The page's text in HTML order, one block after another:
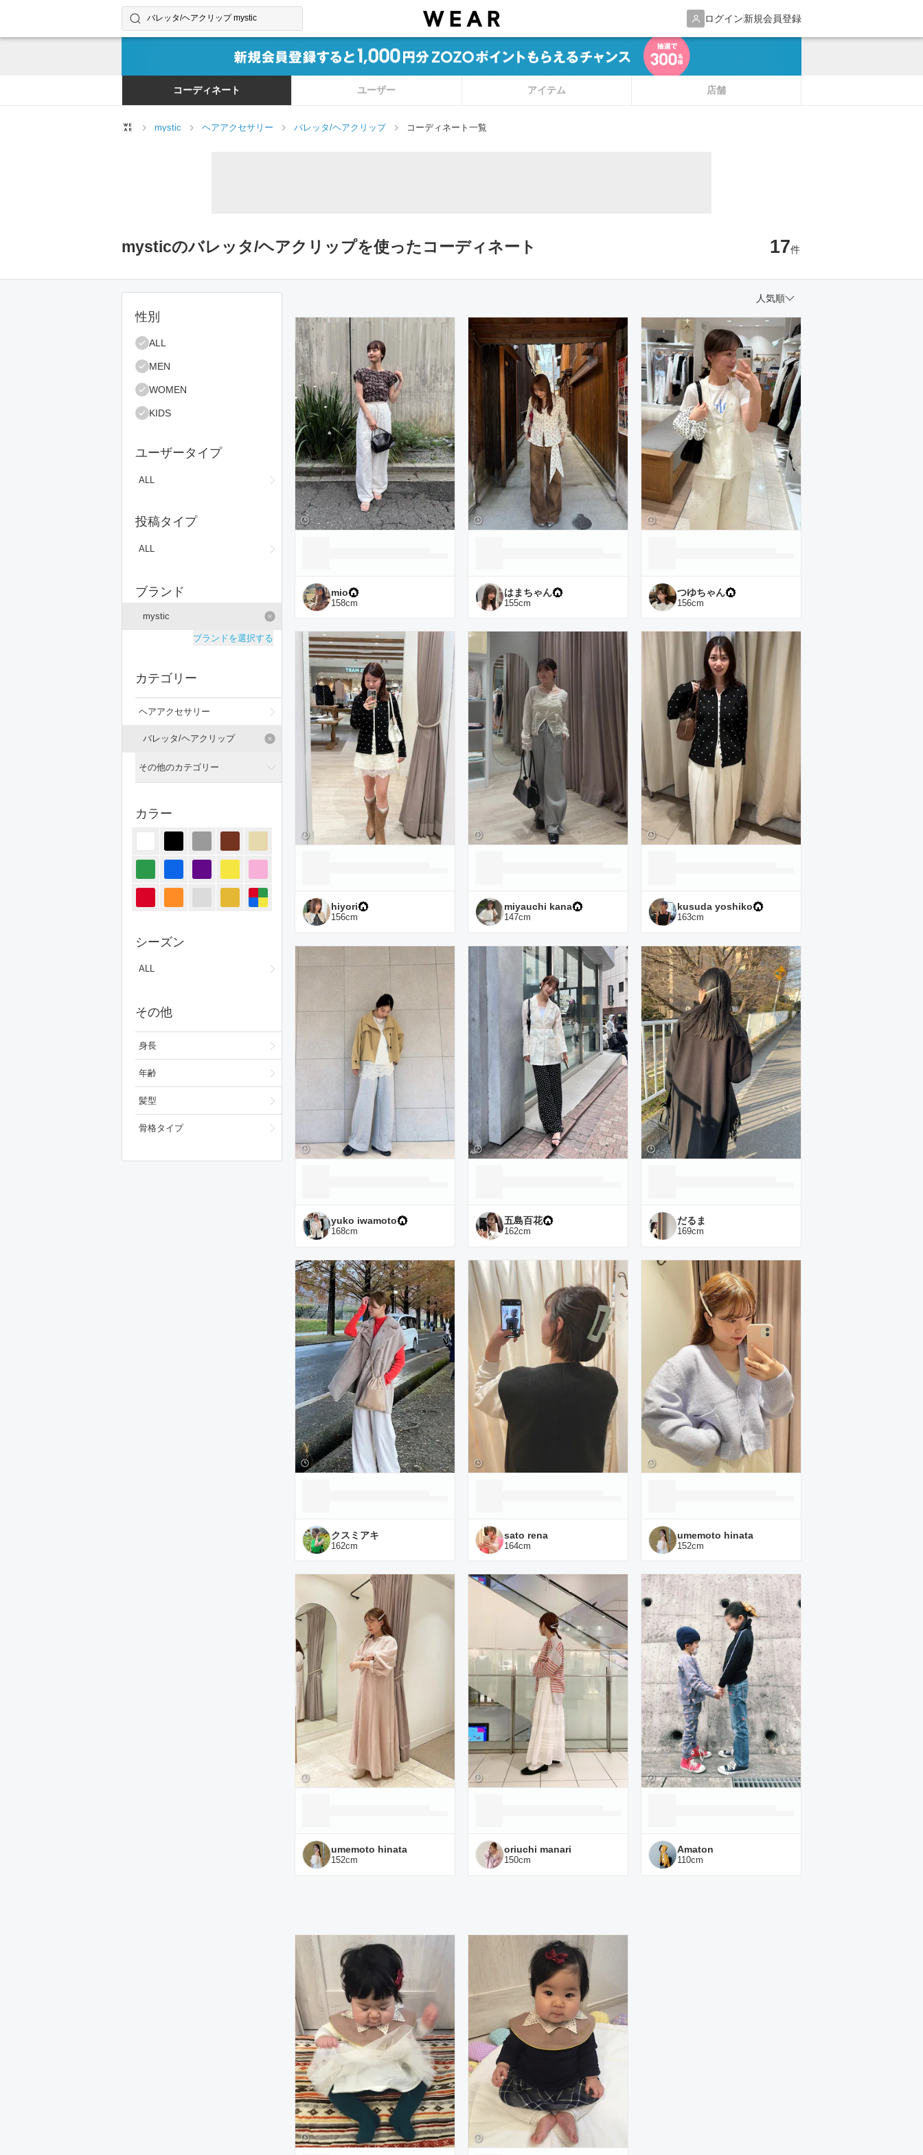
ログイン新規会員登録
コーディネートやユーザーを探す
検索する
コーディネート ユーザー アイテム 店舗
mystic ヘアアクセサリー バレッタ/ヘアクリップ コーディネート一覧
mysticのバレッタ/ヘアクリップを使ったコーディネート 17件
絞り込み条件
性別
ALL
MEN
WOMEN
KIDS
ユーザータイプ
ALL
投稿タイプ
ALL
ブランド
mystic
ブランドを選択する
カテゴリー
ヘアアクセサリー
バレッタ/ヘアクリップ
その他のカテゴリー
ジャケット/アウター
パンツ
オールインワン・サロペット
バッグ
ベースメイク
カラー
シーズン
ALL
その他
身長
年齢
髪型
骨格タイプ
人気順
コーディネート一覧
mio
158cm
はまちゃん
155cm
つゆちゃん
156cm
hiyori
156cm
miyauchi kana
147cm
kusuda yoshiko
163cm
yuko iwamoto
168cm
五島百花
162cm
だるま
169cm
クスミアキ
162cm
sato rena
164cm
umemoto hinata
152cm
umemoto hinata
152cm
oriuchi manari
150cm
Amaton
110cm